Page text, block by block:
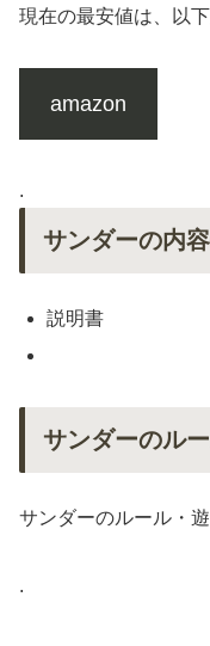
現在の最安値は、以
amazon
.
サンダーの内
説明書
サンダーのル
サンダーのルール・
.